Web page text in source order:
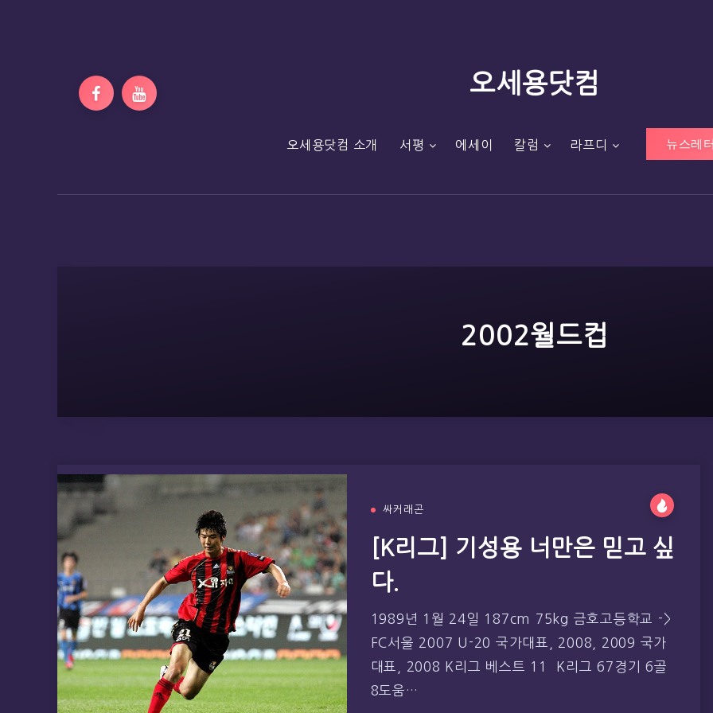
오세용닷컴
오세용닷컴 소개 서평 에세이 칼럼 라프디 뉴스레
2002월드컵
싸커래곤
[K리그] 기성용 너만은 믿고 싶
다.
1989년 1월 24일 187cm 75kg 금호고등학교 ->
FC서울 2007 U-20 국가대표, 2008, 2009 국가
대표, 2008 K리그 베스트 11 K리그 67경기 6골
8도움…